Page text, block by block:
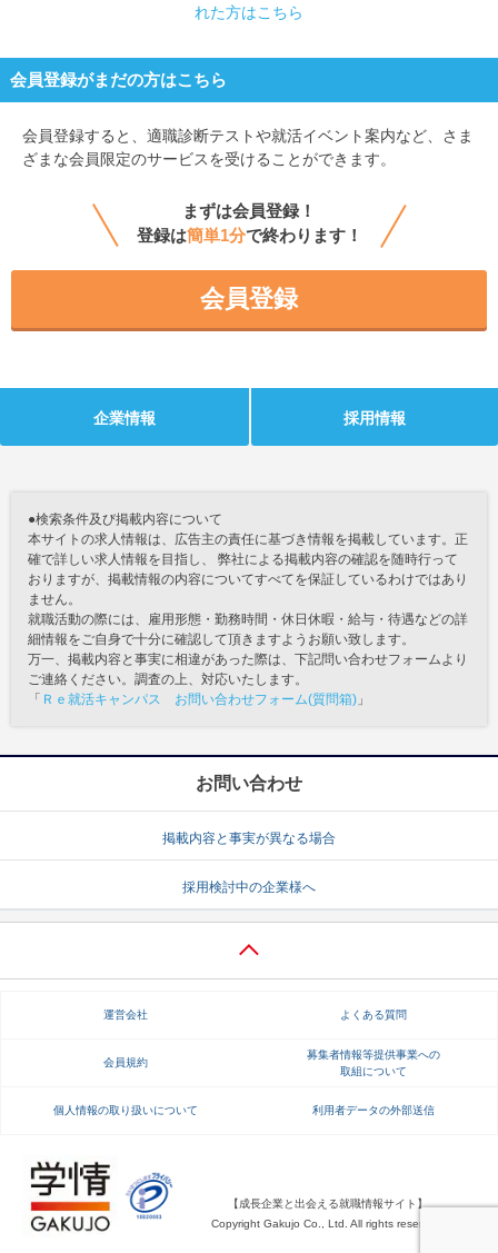
れた方はこちら
会員登録がまだの方はこちら
会員登録すると、 適職診断テストや就活イベント案内など、さま
ざまな会員限定のサービスを受けることができます。
まずは会員登録！
登録は簡単1分で終わります！
会員登録
企業情報 採用情報
●検索条件及び掲載内容について
本サイトの求人情報は、広告主の責任に基づき情報を掲載しています。正
確で詳しい求人情報を目指し、 弊社による掲載内容の確認を随時行って
おりますが、掲載情報の内容についてすべてを保証しているわけではあり
ません。
就職活動の際には、雇用形態・勤務時間・休日休暇・給与・待遇などの詳
細情報をご自身で十分に確認して頂きますようお願い致します。
万一、掲載内容と事実に相違があった際は、下記問い合わせフォームより
ご連絡ください。調査の上、対応いたします。
「 Ｒｅ就活キャンパス お問い合わせフォーム(質問箱) 」
お問い合わせ
掲載内容と事実が異なる場合
採用検討中の企業様へ
運営会社 よくある質問
会員規約
募集者情報等提供事業への
取組について
個人情報の取り扱いについて 利用者データの外部送信
【成長企業と出会える就職情報サイト】
Copyright Gakujo Co., Ltd. All rights reserved.